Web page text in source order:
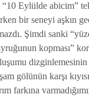
Eylülde abicim”
bir seneyi aşkın
Şimdi sanki
kopması”
gölünün karşı
farkına